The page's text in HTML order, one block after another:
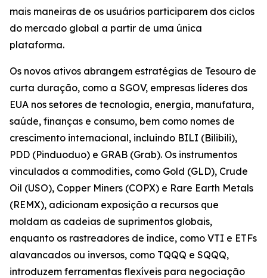
mais maneiras de os usuários participarem dos ciclos
do mercado global a partir de uma única
plataforma.
Os novos ativos abrangem estratégias de Tesouro de
curta duração, como a SGOV, empresas líderes dos
EUA nos setores de tecnologia, energia, manufatura,
saúde, finanças e consumo, bem como nomes de
crescimento internacional, incluindo BILI (Bilibili),
PDD (Pinduoduo) e GRAB (Grab). Os instrumentos
vinculados a commodities, como Gold (GLD), Crude
Oil (USO), Copper Miners (COPX) e Rare Earth Metals
(REMX), adicionam exposição a recursos que
moldam as cadeias de suprimentos globais,
enquanto os rastreadores de índice, como VTI e ETFs
alavancados ou inversos, como TQQQ e SQQQ,
introduzem ferramentas flexíveis para negociação